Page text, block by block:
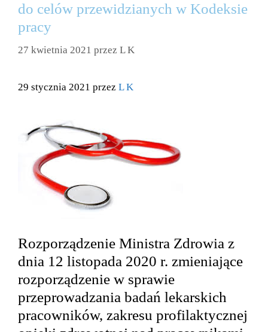
do celów przewidzianych w Kodeksie
pracy
27 kwietnia 2021 przez L K
29 stycznia 2021 przez L K
Rozporządzenie Ministra Zdrowia z
dnia 12 listopada 2020 r. zmieniające
rozporządzenie w sprawie
przeprowadzania badań lekarskich
pracowników, zakresu profilaktycznej